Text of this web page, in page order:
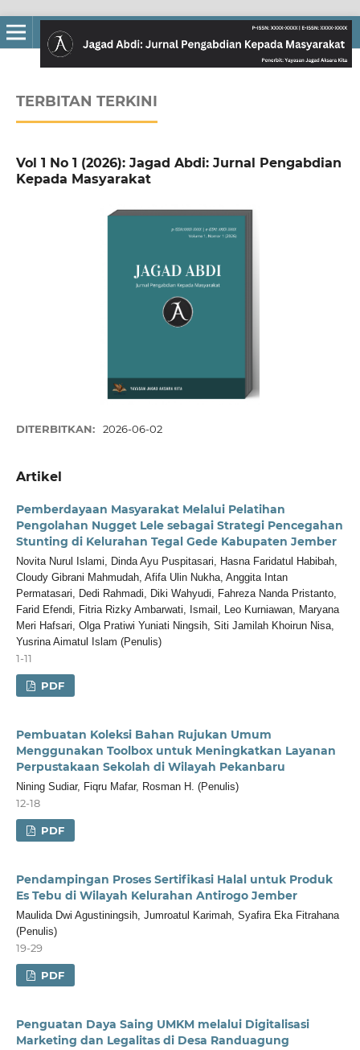
TERBITAN TERKINI
Vol 1 No 1 (2026): Jagad Abdi: Jurnal Pengabdian
Kepada Masyarakat
DITERBITKAN: 2026-06-02
Artikel
Pemberdayaan Masyarakat Melalui Pelatihan
Pengolahan Nugget Lele sebagai Strategi Pencegahan
Stunting di Kelurahan Tegal Gede Kabupaten Jember
Novita Nurul Islami, Dinda Ayu Puspitasari, Hasna Faridatul Habibah,
Cloudy Gibrani Mahmudah, Afifa Ulin Nukha, Anggita Intan
Permatasari, Dedi Rahmadi, Diki Wahyudi, Fahreza Nanda Pristanto,
Farid Efendi, Fitria Rizky Ambarwati, Ismail, Leo Kurniawan, Maryana
Meri Hafsari, Olga Pratiwi Yuniati Ningsih, Siti Jamilah Khoirun Nisa,
Yusrina Aimatul Islam (Penulis)
1-11
PDF
Pembuatan Koleksi Bahan Rujukan Umum
Menggunakan Toolbox untuk Meningkatkan Layanan
Perpustakaan Sekolah di Wilayah Pekanbaru
Nining Sudiar, Fiqru Mafar, Rosman H. (Penulis)
12-18
PDF
Pendampingan Proses Sertifikasi Halal untuk Produk
Es Tebu di Wilayah Kelurahan Antirogo Jember
Maulida Dwi Agustiningsih, Jumroatul Karimah, Syafira Eka Fitrahana
(Penulis)
19-29
PDF
Penguatan Daya Saing UMKM melalui Digitalisasi
Marketing dan Legalitas di Desa Randuagung